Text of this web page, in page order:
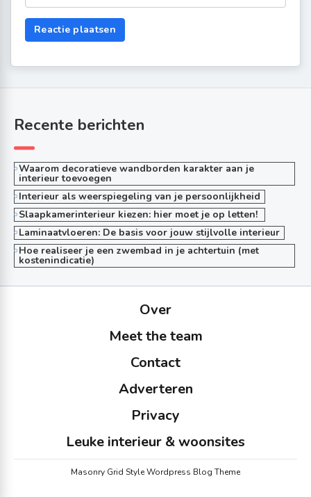
Recente berichten
Waarom decoratieve wandborden karakter aan je
interieur toevoegen
Interieur als weerspiegeling van je persoonlijkheid
Slaapkamerinterieur kiezen: hier moet je op letten!
Laminaatvloeren: De basis voor jouw stijlvolle interieur
Hoe realiseer je een zwembad in je achtertuin (met
kostenindicatie)
Over
Meet the team
Contact
Adverteren
Privacy
Leuke interieur & woonsites
Masonry Grid Style Wordpress Blog Theme